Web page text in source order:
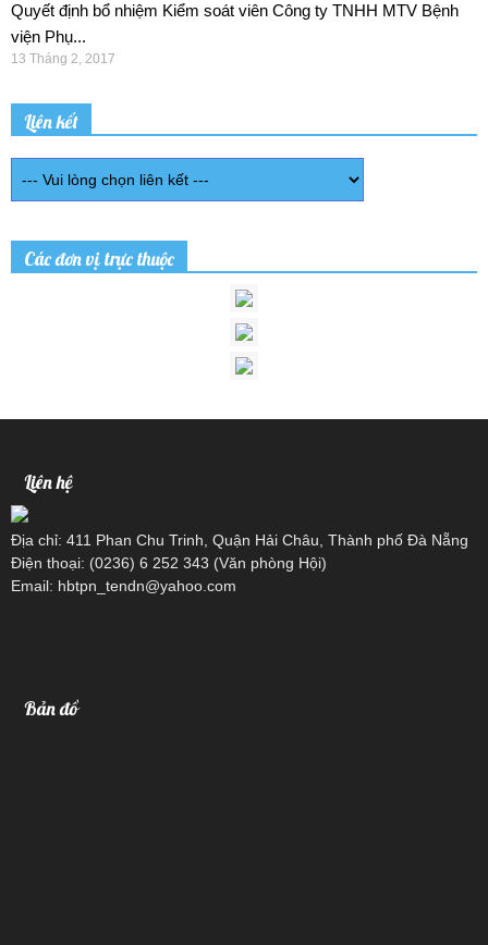
Quyết định bổ nhiệm Kiểm soát viên Công ty TNHH MTV Bệnh
viện Phụ...
13 Tháng 2, 2017
Liên kết
Các đơn vị trực thuộc
Liên hệ
Địa chỉ: 411 Phan Chu Trinh, Quận Hải Châu, Thành phố Đà Nẵng
Điện thoại: (0236) 6 252 343 (Văn phòng Hội)
Email: hbtpn_tendn@yahoo.com
Bản đồ